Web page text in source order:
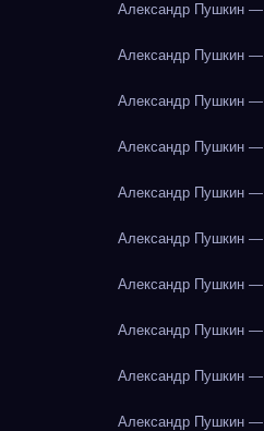
Александр Пушкин —
Александр Пушкин —
Александр Пушкин —
Александр Пушкин —
Александр Пушкин —
Александр Пушкин —
Александр Пушкин —
Александр Пушкин —
Александр Пушкин —
Александр Пушкин —